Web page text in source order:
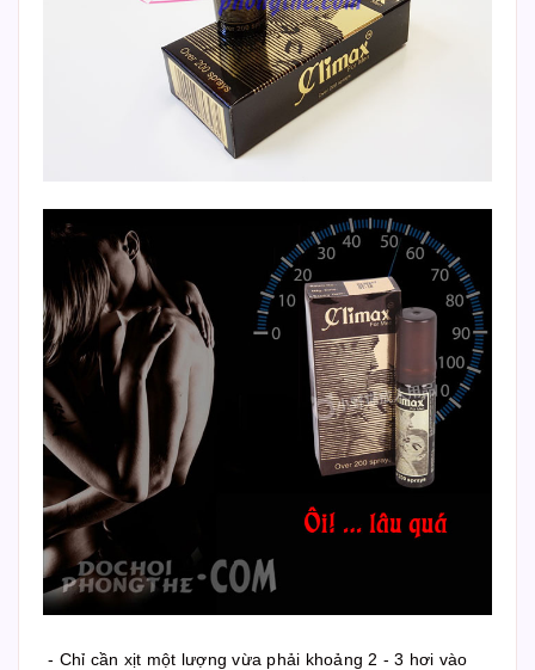
- Chỉ cần xịt một lượng vừa phải khoảng 2 - 3 hơi vào